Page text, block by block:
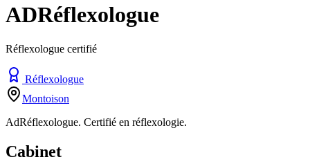
ADRéflexologue
Réflexologue certifié
Réflexologue
Montoison
AdRéflexologue. Certifié en réflexologie.
Cabinet